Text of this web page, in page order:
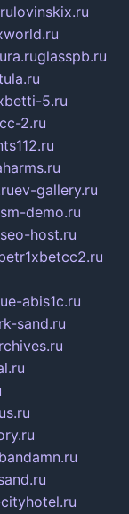
lovinskix.ru
glasspb.ru
5.ru
2.ru
ev-gallery.ru
demo.ru
host.ru
e-abis1c.ru
sand.ru
bandamn.ru